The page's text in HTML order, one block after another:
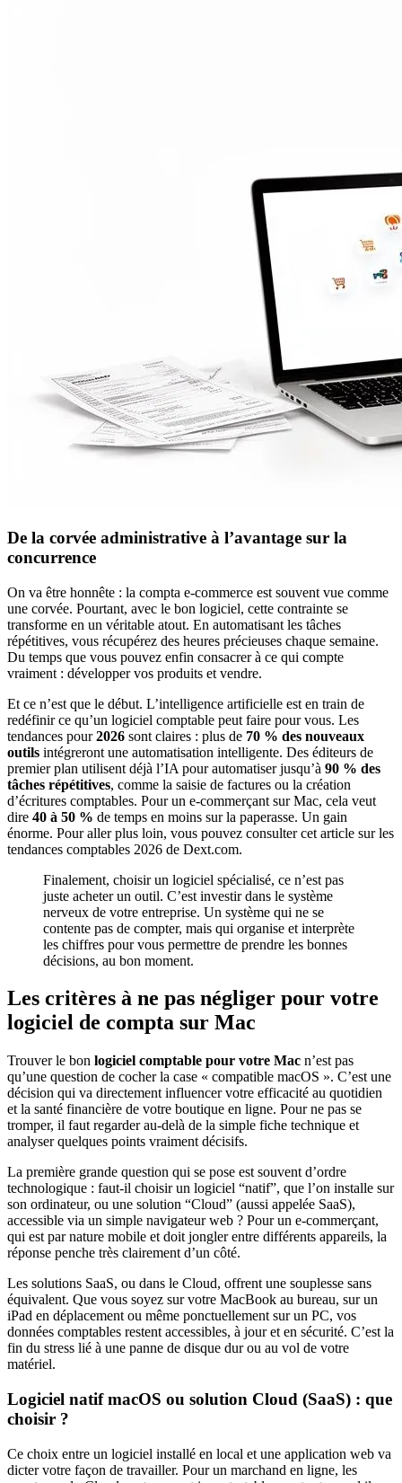
De la corvée administrative à l’avantage sur la
concurrence
On va être honnête : la compta e-commerce est souvent vue comme
une corvée. Pourtant, avec le bon logiciel, cette contrainte se
transforme en un véritable atout. En automatisant les tâches
répétitives, vous récupérez des heures précieuses chaque semaine.
Du temps que vous pouvez enfin consacrer à ce qui compte
vraiment : développer vos produits et vendre.
Et ce n’est que le début. L’intelligence artificielle est en train de
redéfinir ce qu’un logiciel comptable peut faire pour vous. Les
tendances pour2026 sont claires : plus de 70 % des nouveaux
outils intégreront une automatisation intelligente. Des éditeurs de
premier plan utilisent déjà l’IA pour automatiser jusqu’à 90 % des
tâches répétitives, comme la saisie de factures ou la création
d’écritures comptables. Pour un e-commerçant sur Mac, cela veut
dire 40 à 50 % de temps en moins sur la paperasse. Un gain
énorme. Pour aller plus loin, vous pouvez consulter cet article sur les
tendances comptables 2026 de Dext.com.
Finalement, choisir un logiciel spécialisé, ce n’est pas
juste acheter un outil. C’est investir dans le système
nerveux de votre entreprise. Un système qui ne se
contente pas de compter, mais qui organise et interprète
les chiffres pour vous permettre de prendre les bonnes
décisions, au bon moment.
Les critères à ne pas négliger pour votre
logiciel de compta sur Mac
Trouver le bon logiciel comptable pour votre Mac n’est pas
qu’une question de cocher la case « compatible macOS ». C’est une
décision qui va directement influencer votre efficacité au quotidien
et la santé financière de votre boutique en ligne. Pour ne pas se
tromper, il faut regarder au-delà de la simple fiche technique et
analyser quelques points vraiment décisifs.
La première grande question qui se pose est souvent d’ordre
technologique : faut-il choisir un logiciel “natif”, que l’on installe sur
son ordinateur, ou une solution “Cloud” (aussi appelée SaaS),
accessible via un simple navigateur web ? Pour un e-commerçant,
qui est par nature mobile et doit jongler entre différents appareils, la
réponse penche très clairement d’un côté.
Les solutions SaaS, ou dans le Cloud, offrent une souplesse sans
équivalent. Que vous soyez sur votre MacBook au bureau, sur un
iPad en déplacement ou même ponctuellement sur un PC, vos
données comptables restent accessibles, à jour et en sécurité. C’est la
fin du stress lié à une panne de disque dur ou au vol de votre
matériel.
Logiciel natif macOS ou solution Cloud (SaaS) : que
choisir ?
Ce choix entre un logiciel installé en local et une application web va
dicter votre façon de travailler. Pour un marchand en ligne, les